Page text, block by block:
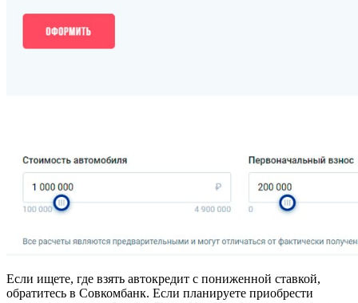
Если ищете, где взять автокредит с пониженной ставкой,
обратитесь в Совкомбанк. Если планируете приобрести